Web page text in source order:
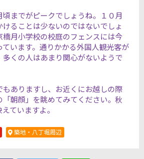
までがピークでしょうね。１０月
ることは少ないのではないでしょ
橋月小学校の校庭のフェンスには今
ています。通りかかる外国人観光客が
くの人はあまり関心がないようで
ありますし、お近くにお越しの際
「朝顔」を眺めてみてください。秋
ていますよ。
築地・八丁堀周辺